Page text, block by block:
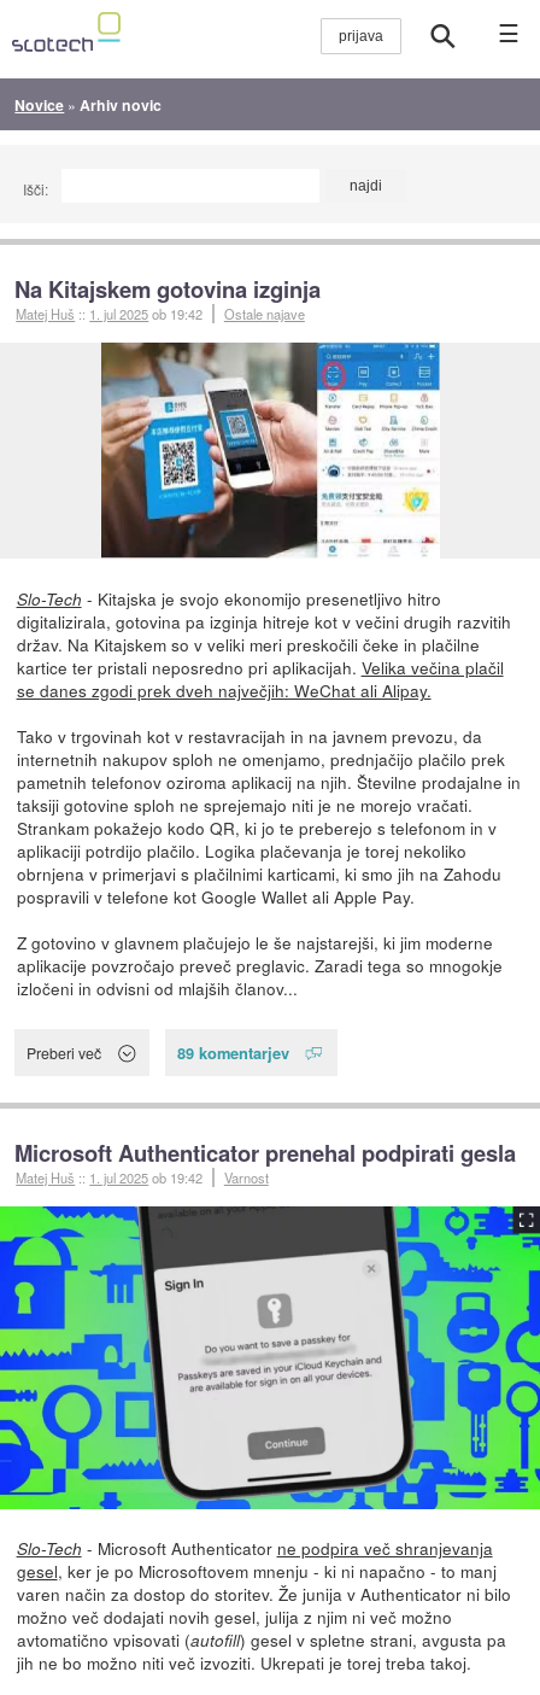
☰
Novice » Arhiv novic
Išči:
Na Kitajskem gotovina izginja
Matej Huš :: 1. jul 2025ob 19:42 Ostale najave
Slo-Tech - Kitajska je svojo ekonomijo presenetljivo hitro
digitalizirala, gotovina pa izginja hitreje kot v večini drugih razvitih
držav. Na Kitajskem so v veliki meri preskočili čeke in plačilne
kartice ter pristali neposredno pri aplikacijah. Velika večina plačil
se danes zgodi prek dveh največjih: WeChat ali Alipay.
Tako v trgovinah kot v restavracijah in na javnem prevozu, da
internetnih nakupov sploh ne omenjamo, prednjačijo plačilo prek
pametnih telefonov oziroma aplikacij na njih. Številne prodajalne in
taksiji gotovine sploh ne sprejemajo niti je ne morejo vračati.
Strankam pokažejo kodo QR, ki jo te preberejo s telefonom in v
aplikaciji potrdijo plačilo. Logika plačevanja je torej nekoliko
obrnjena v primerjavi s plačilnimi karticami, ki smo jih na Zahodu
pospravili v telefone kot Google Wallet ali Apple Pay.
Z gotovino v glavnem plačujejo le še najstarejši, ki jim moderne
aplikacije povzročajo preveč preglavic. Zaradi tega so mnogokje
izločeni in odvisni od mlajših članov...
Preberi več 89 komentarjev
Microsoft Authenticator prenehal podpirati gesla
Matej Huš :: 1. jul 2025ob 19:42 Varnost
Slo-Tech - Microsoft Authenticator ne podpira več shranjevanja
gesel, ker je po Microsoftovem mnenju - ki ni napačno - to manj
varen način za dostop do storitev. Že junija v Authenticator ni bilo
možno več dodajati novih gesel, julija z njim ni več možno
avtomatično vpisovati (autofill) gesel v spletne strani, avgusta pa
jih ne bo možno niti več izvoziti. Ukrepati je torej treba takoj.